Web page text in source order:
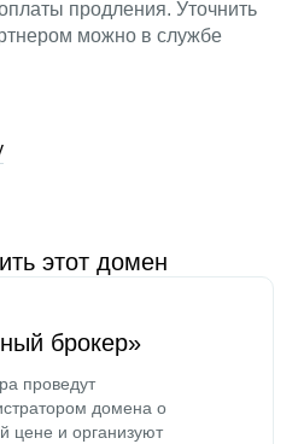
продления. Уточнить
можно в службе
этот домен
брокер»
проведут
домена о
цене и организуют